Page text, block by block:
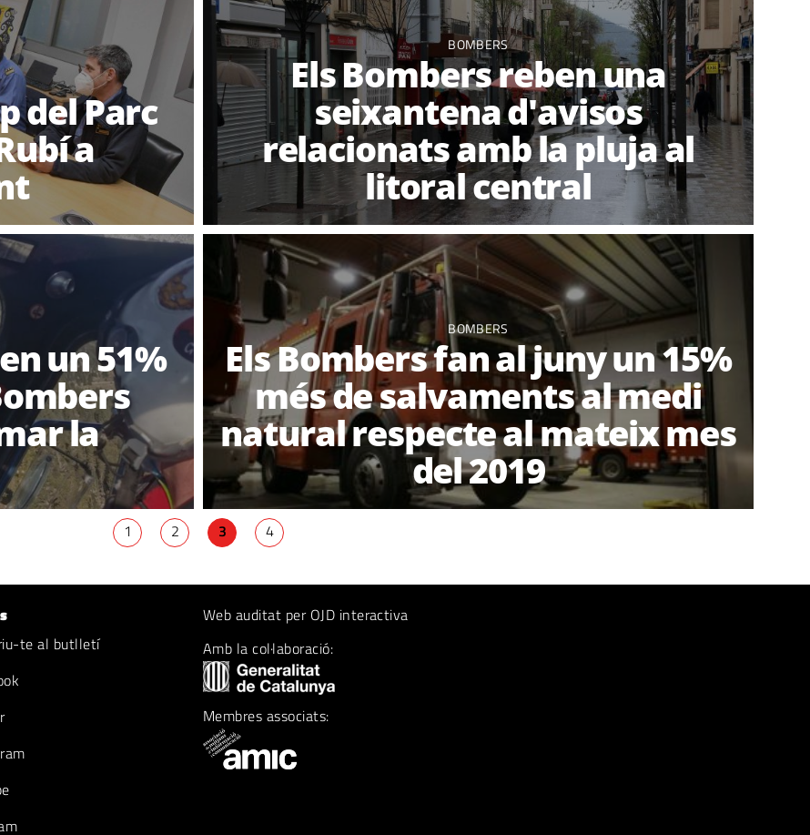
del Parc
a
BOMBERS
Els Bombers reben una
seixantena d'avisos
relacionats amb la pluja al
litoral central
un 51%
la
BOMBERS
Els Bombers fan al juny un 15%
més de salvaments al medi
natural respecte al mateix mes
del 2019
1 2 3 4
te al butlletí
Web auditat per OJD interactiva
Amb la col·laboració:
Membres associats: